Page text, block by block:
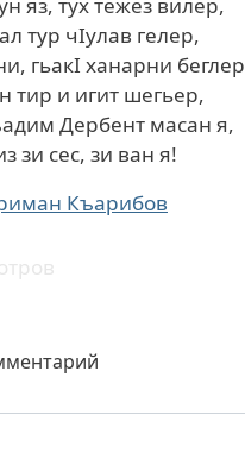
тур чIулав гелер,
гьакI ханарни беглер
тир и игит шегьер,
Дербент масан я,
зи сес, зи ван я!
Къарибов